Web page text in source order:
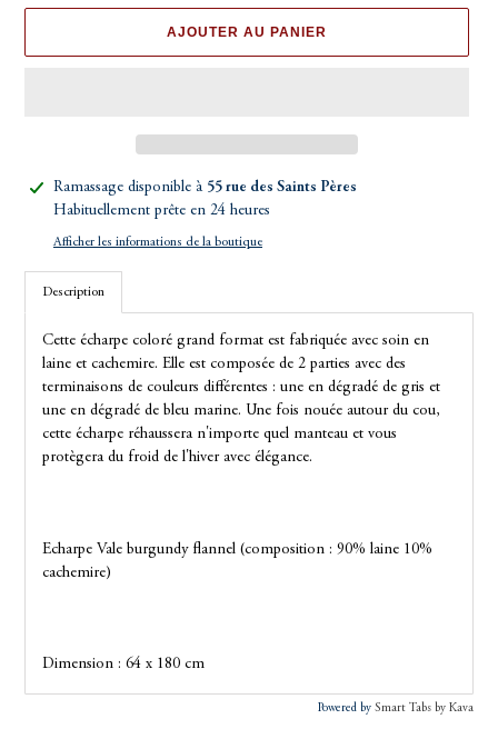
AJOUTER AU PANIER
Ajout
produit
Ramassage disponible à 55 rue des Saints Pères
Habituellement prête en 24 heures
Afficher les informations de la boutique
Description
Cette écharpe coloré grand format est fabriquée avec soin en
laine et cachemire. Elle est composée de 2 parties avec des
terminaisons de couleurs différentes : une en dégradé de gris et
une en dégradé de bleu marine. Une fois nouée autour du cou,
cette écharpe réhaussera n'importe quel manteau et vous
protègera du froid de l'hiver avec élégance.
Echarpe Vale burgundy flannel (composition : 90% laine 10%
cachemire)
Dimension : 64 x 180 cm
Powered by Smart Tabs by Kava